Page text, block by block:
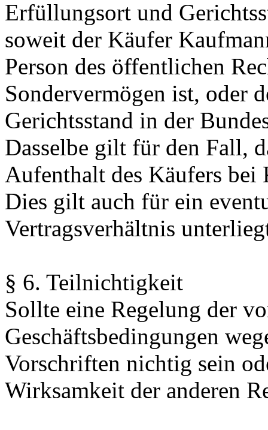
Erfüllungsort und
soweit der Käufer
Person des öffentlichen
Sondervermögen ist, oder
Gerichtsstand in der
Dasselbe gilt für den Fall,
Aufenthalt des Käufers bei
Dies gilt auch für ein
Vertragsverhältnis
§ 6. Teilnichtigkeit
Sollte eine Regelung der
Geschäftsbedingungen
Vorschriften nichtig sein
Wirksamkeit der anderen